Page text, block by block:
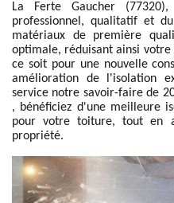
La Ferte Gaucher
professionnel, qualitatif et
matériaux de première
optimale, réduisant ainsi
ce soit pour une nouvelle
amélioration de l'isolation
service notre savoir-faire de
, bénéficiez d'une meilleure
pour votre toiture, tout en
propriété.